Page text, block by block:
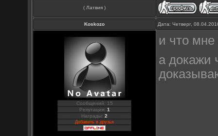
( Латвия )
Koskozo Дата: Четверг,
Сообщений: 15
Репутация: 1
Награды:2
Добавить в друзья
и что
а докажи